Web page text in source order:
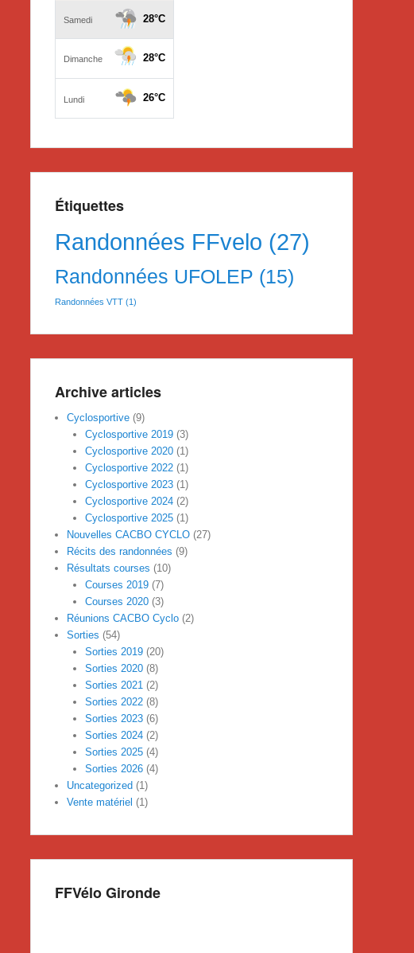
Étiquettes
Randonnées FFvelo (27)
Randonnées UFOLEP (15)
Randonnées VTT (1)
Archive articles
Cyclosportive (9)
Cyclosportive 2019(3)
Cyclosportive 2020(1)
Cyclosportive 2022(1)
Cyclosportive 2023(1)
Cyclosportive 2024(2)
Cyclosportive 2025(1)
Nouvelles CACBO CYCLO (27)
Récits des randonnées (9)
Résultats courses (10)
Courses 2019(7)
Courses 2020(3)
Réunions CACBO Cyclo (2)
Sorties (54)
Sorties 2019(20)
Sorties 2020(8)
Sorties 2021 (2)
Sorties 2022(8)
Sorties 2023(6)
Sorties 2024(2)
Sorties 2025(4)
Sorties 2026(4)
Uncategorized (1)
Vente matériel (1)
FFVélo Gironde